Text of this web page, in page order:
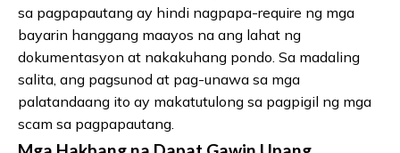
sa pagpapautang ay hindi nagpapa-require ng mga
bayarin hanggang maayos na ang lahat ng
dokumentasyon at nakakuhang pondo. Sa madaling
salita, ang pagsunod at pag-unawa sa mga
palatandaang ito ay makatutulong sa pagpigil ng mga
scam sa pagpapautang.